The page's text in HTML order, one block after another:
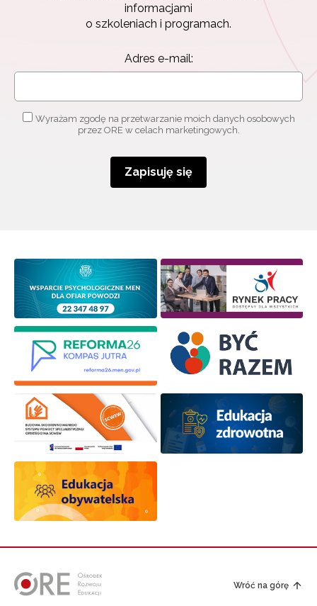
informacjami
o szkoleniach i programach.
Adres e-mail:
Wyrażam zgodę na przetwarzanie moich danych osobowych
przez ORE w celach marketingowych.
Zapisuję się
Wróć na górę
Newsletter ORE
o szkoleniach i programach.
Adres e-mail:
Wyrażam zgodę na przetwarzanie moich danych